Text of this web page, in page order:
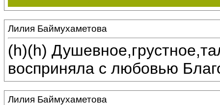
Лилия Баймухаметова
(h)(h)
восприняла с любовью
Лилия Баймухаметова